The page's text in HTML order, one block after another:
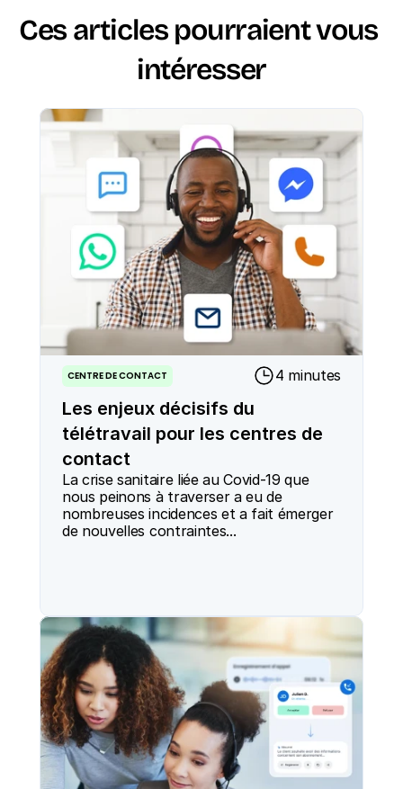
Ces articles pourraient vous
intéresser
Les enjeux décisifs du
télétravail pour les centres de
contact
CENTRE DE CONTACT 4 minutes
La crise sanitaire liée au Covid-19 que
nous peinons à traverser a eu de
nombreuses incidences et a fait émerger
de nouvelles contraintes...